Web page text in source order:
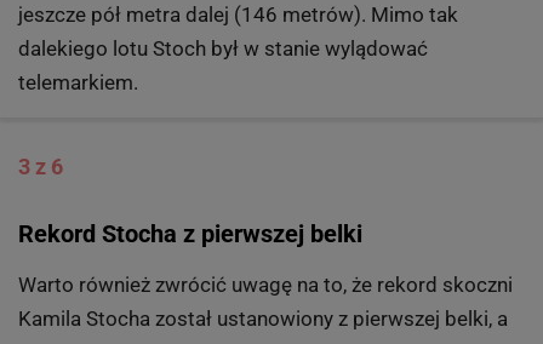
jeszcze pół metra dalej (146 metrów). Mimo tak
dalekiego lotu Stoch był w stanie wylądować
telemarkiem.
3 z 6
Rekord Stocha z pierwszej belki
Warto również zwrócić uwagę na to, że rekord skoczni
Kamila Stocha został ustanowiony z pierwszej belki, a